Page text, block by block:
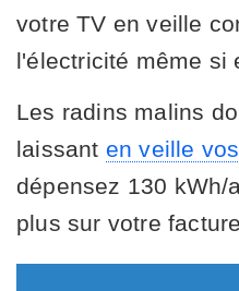
votre TV en veille
l'électricité même si
Les radins malins
laissant en veille
dépensez 130 kWh/
plus sur votre